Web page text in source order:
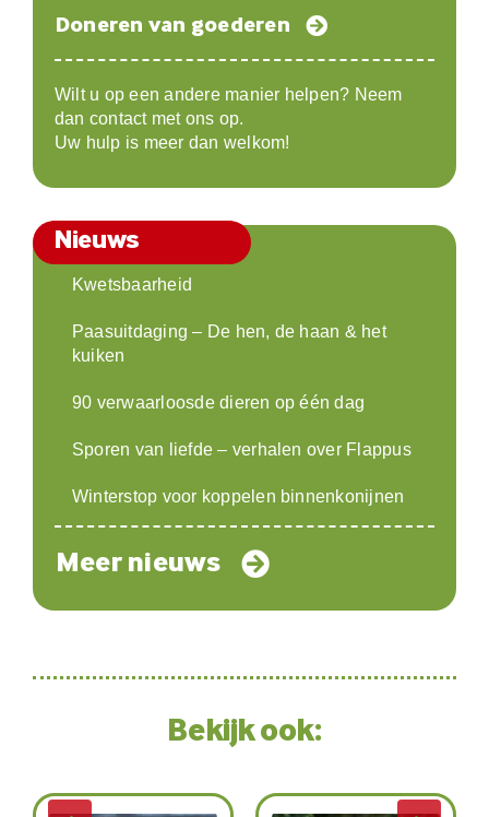
Doneren van goederen
Wilt u op een andere manier helpen? Neem
dan contact met ons op.
Uw hulp is meer dan welkom!
Nieuws
Kwetsbaarheid
Paasuitdaging – De hen, de haan & het
kuiken
90 verwaarloosde dieren op één dag
Sporen van liefde – verhalen over Flappus
Winterstop voor koppelen binnenkonijnen
Meer nieuws
Bekijk ook: